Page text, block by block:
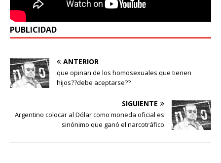
PUBLICIDAD
ANTERIOR
que opinan de los homosexuales que tienen
hijos??debe aceptarse??
SIGUIENTE
Argentino colocar al Dólar como moneda oficial es
sinónimo que ganó el narcotráfico